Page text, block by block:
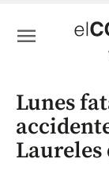
económicos
Colombia
menu
Lunes